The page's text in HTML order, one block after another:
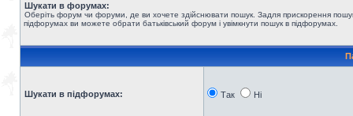
Шукати в форумах:
Оберіть форум чи форуми, де ви хочете здійснювати пошук. Задля прискорення
підфорумах ви можете обрати батьківський форум і увімкнути пошук в підфорумах.
Шукати в підфорумах: Так Ні